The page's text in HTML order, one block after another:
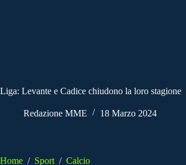
Liga: Levante e Cadice chiudono la loro stagione
Redazione MME 18 Marzo 2024
Home / Sport / Calcio